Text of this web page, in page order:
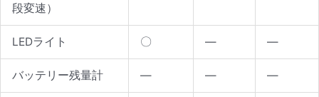
段変速）
LEDライト 〇 — —
バッテリー残量計 — — —